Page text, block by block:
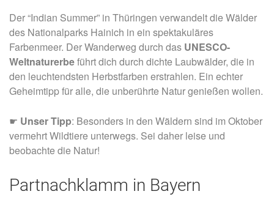
Der “Indian Summer” in Thüringen verwandelt die Wälder
des Nationalparks Hainich in ein spektakuläres
Farbenmeer. Der Wanderweg durch das UNESCO-
Weltnaturerbeführt dich durch dichte Laubwälder, die in
den leuchtendsten Herbstfarben erstrahlen. Ein echter
Geheimtipp für alle, die unberührte Natur genießen wollen.
☛ Unser Tipp: Besonders in den Wäldern sind im Oktober
vermehrt Wildtiere unterwegs. Sei daher leise und
beobachte die Natur!
Partnachklamm in Bayern